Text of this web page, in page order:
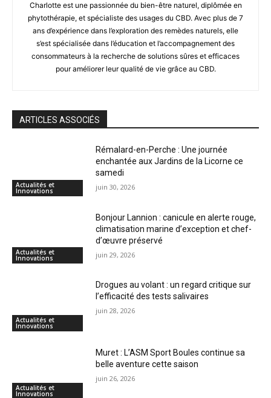
Charlotte est une passionnée du bien-être naturel, diplômée en
phytothérapie, et spécialiste des usages du CBD. Avec plus de 7
ans d’expérience dans l’exploration des remèdes naturels, elle
s’est spécialisée dans l’éducation et l’accompagnement des
consommateurs à la recherche de solutions sûres et efficaces
pour améliorer leur qualité de vie grâce au CBD.
ARTICLES ASSOCIÉS
Actualités et
Innovations
Rémalard-en-Perche : Une journée
enchantée aux Jardins de la Licorne ce
samedi
juin 30, 2026
Actualités et
Innovations
Bonjour Lannion : canicule en alerte rouge,
climatisation marine d’exception et chef-
d’œuvre préservé
juin 29, 2026
Actualités et
Innovations
Drogues au volant : un regard critique sur
l’efficacité des tests salivaires
juin 28, 2026
Actualités et
Innovations
Muret : L’ASM Sport Boules continue sa
belle aventure cette saison
juin 26, 2026